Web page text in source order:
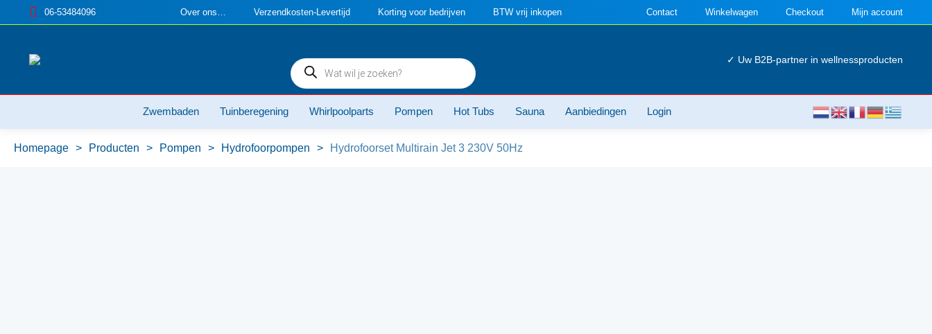
06-53484096 Over ons… Verzendkosten-Levertijd Korting voor bedrijven BTW vrij inkopen Contact Winkelwagen Checkout Mijn account
Producten
zoeken
✓ Uw B2B-partner in wellnessproducten
Zwembaden Tuinberegening Whirlpoolparts Pompen Hot Tubs Sauna Aanbiedingen Login
Homepage > Producten > Pompen > Hydrofoorpompen > Hydrofoorset Multirain Jet 3 230V 50Hz